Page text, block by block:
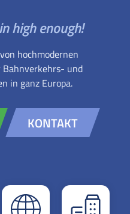
high enough!
hochmodernen
und
in ganz Europa.
KONTAKT